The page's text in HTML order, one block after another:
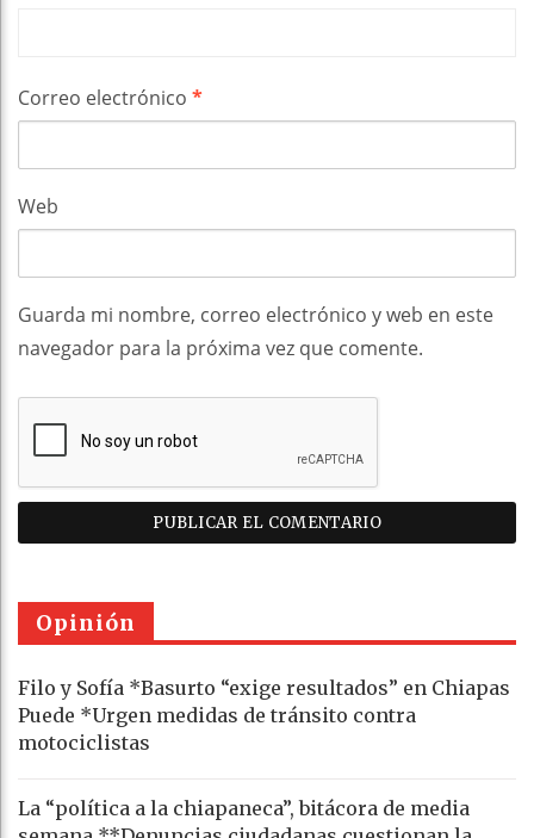
Correo electrónico *
Web
Guarda mi nombre, correo electrónico y web en este
navegador para la próxima vez que comente.
Opinión
Filo y Sofía *Basurto “exige resultados” en Chiapas
Puede *Urgen medidas de tránsito contra
motociclistas
La “política a la chiapaneca”, bitácora de media